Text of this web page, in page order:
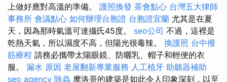
上做好應對高溫的準備。 護照換發 茶會點心 台灣五大律師
事務所 會議點心 如何辦理台胞證 台胞證宜蘭 尤其是在夏
天，因為那時氣溫可達攝氏45度。 seo公司 不過，這裡是
乾熱天氣，所以濕度不高，但陽光很毒辣。 換護照 台中撥
筋療程 請務必攜帶太陽眼鏡、防曬乳、帽子和輕便的衣
服。 漏水 原因 老屋翻新專業服務 人工植牙 助聽器補助
seo agency 除蟲 摩洛哥的建築是如此令人印象深刻，以至